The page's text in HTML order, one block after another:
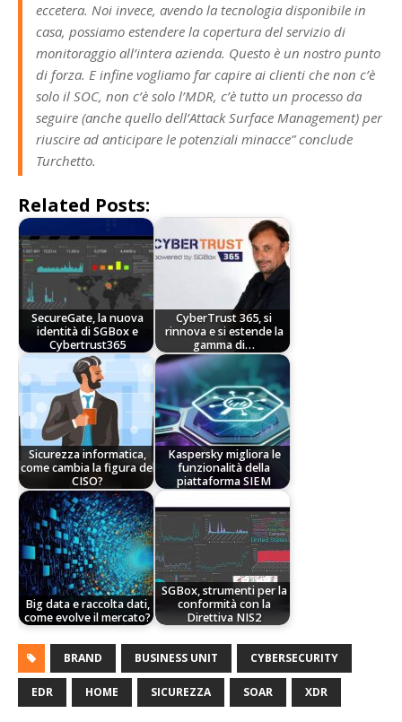
eccetera. Noi invece, avendo la tecnologia disponibile in
casa, possiamo estendere la copertura del servizio di
monitoraggio all’intera azienda. Questo è un nostro punto
di forza. E infine vogliamo far capire ai clienti che non c’è
solo il SOC, non c’è solo l’MDR, c’è tutto un processo da
seguire (anche quello dell’Attack Surface Management) per
riuscire ad anticipare le potenziali minacce” conclude
Turchetto.
Related Posts:
SecureGate, la nuova
identità di SGBox e
Cybertrust365
CyberTrust 365, si
rinnova e si estende la
gamma di…
Sicurezza informatica,
come cambia la figura del
CISO?
Kaspersky migliora le
funzionalità della
piattaforma SIEM
Big data e raccolta dati,
come evolve il mercato?
SGBox, strumenti per la
conformità con la
Direttiva NIS2
BRAND BUSINESS UNIT CYBERSECURITY
EDR HOME SICUREZZA SOAR XDR